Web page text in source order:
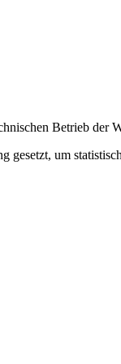
Betrieb der
gesetzt, um